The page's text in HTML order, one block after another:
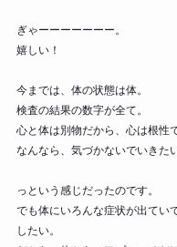
ぎゃーーーーーーー。
嬉しい！
今までは、体の状態は体。
検査の結果の数字が全て。
心と体は別物だから、心は根性
なんなら、気づかないでいきたい
っという感じだったのです。
でも体にいろんな症状が出てい
したい。